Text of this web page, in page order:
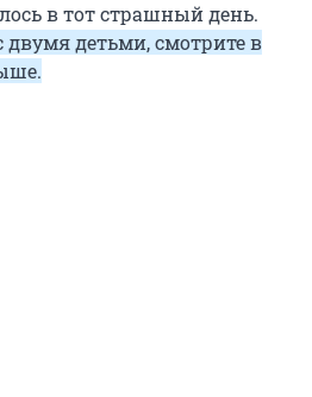
в тот страшный день.
детьми, смотрите в